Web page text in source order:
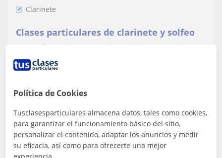
Clarinete
Clases particulares de clarinete y solfeo
¡Hola! Ofrezco clases particulares de clarinete y lenguaje
clarinete por el Conservatorio...
Política de Cookies
Tusclasesparticulares almacena datos, tales como cookies,
para garantizar el funcionamiento básico del sitio,
personalizar el contenido, adaptar los anuncios y medir
su eficacia, así como para ofrecerte una mejor
experiencia.